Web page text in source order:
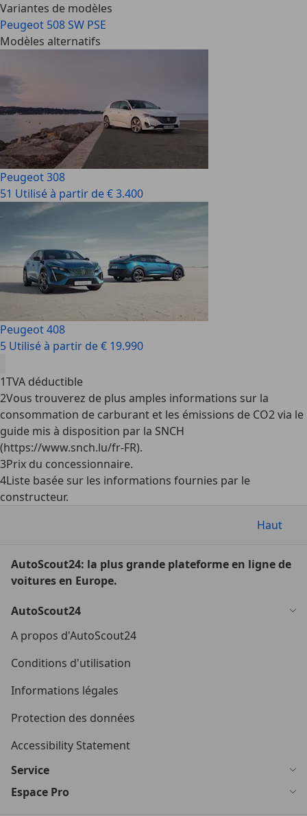
Variantes de modèles
Peugeot 508 SW PSE
Modèles alternatifs
Peugeot 308
51 Utilisé à partir de € 3.400
Peugeot 408
5 Utilisé à partir de € 19.990
1TVA déductible
2Vous trouverez de plus amples informations sur la
consommation de carburant et les émissions de CO2 via le
guide mis à disposition par la SNCH
(https://www.snch.lu/fr-FR).
3Prix du concessionnaire.
4Liste basée sur les informations fournies par le
constructeur.
Haut
AutoScout24: la plus grande plateforme en ligne de
voitures en Europe.
AutoScout24
A propos d'AutoScout24
Conditions d'utilisation
Informations légales
Protection des données
Accessibility Statement
Service
Espace Pro